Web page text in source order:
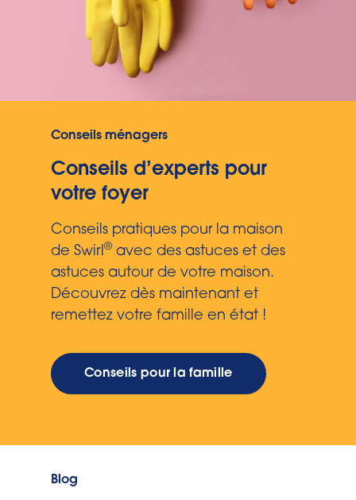
Conseils ménagers
Conseils d’experts pour
votre foyer
Conseils pratiques pour la maison
de Swirl ® avec des astuces et des
astuces autour de votre maison.
Découvrez dès maintenant et
remettez votre famille en état !
Conseils pour la famille
Blog